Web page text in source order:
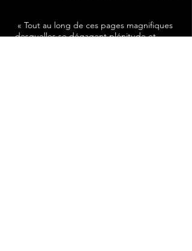
« Tout au long de ces pages magnifiques
desquelles se dégagent plénitude et